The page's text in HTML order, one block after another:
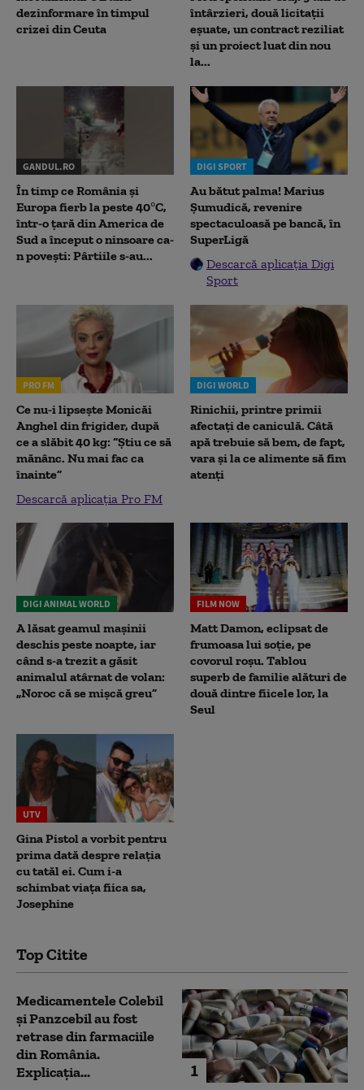
dezinformare în timpul
crizei din Ceuta
întârzieri, două licitații
eșuate, un contract reziliat
și un proiect luat din nou
la...
GANDUL.RO
În timp ce România și
Europa fierb la peste 40°C,
într-o țară din America de
Sud a început o ninsoare ca-
n povești: Pârtiile s-au...
DIGI SPORT
Au bătut palma! Marius
Șumudică, revenire
spectaculoasă pe bancă, în
SuperLigă
Descarcă aplicația Digi
Sport
PRO FM
Ce nu-i lipsește Monicăi
Anghel din frigider, după
ce a slăbit 40 kg: “Știu ce să
mănânc. Nu mai fac ca
înainte”
Descarcă aplicația Pro FM
DIGI WORLD
Rinichii, printre primii
afectați de caniculă. Câtă
apă trebuie să bem, de fapt,
vara și la ce alimente să fim
atenți
DIGI ANIMAL WORLD
A lăsat geamul mașinii
deschis peste noapte, iar
când s-a trezit a găsit
animalul atârnat de volan:
„Noroc că se mișcă greu”
FILM NOW
Matt Damon, eclipsat de
frumoasa lui soție, pe
covorul roșu. Tablou
superb de familie alături de
două dintre fiicele lor, la
Seul
UTV
Gina Pistol a vorbit pentru
prima dată despre relația
cu tatăl ei. Cum i-a
schimbat viața fiica sa,
Josephine
Top Citite
1
Medicamentele Colebil
și Panzcebil au fost
retrase din farmaciile
din România.
Explicația...